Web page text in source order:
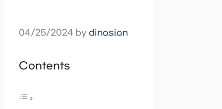
04/25/2024 by dinosion
Contents